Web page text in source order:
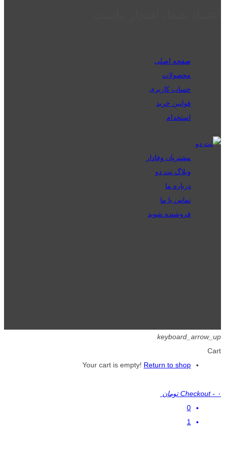
صفحه اصلی
محصولات
حساب کاربری
قوانین خرید
استخدام
مشتریان وفادار
وبلاگ نت دو
درباره ما
تماس با ما
فروشنده شوید
keyboard_arrow_up
Cart
Your cart is empty! Return to shop
Checkout - ۰ تومان
0
1